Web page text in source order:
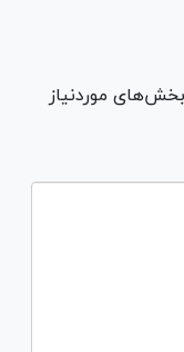
موردنیاز